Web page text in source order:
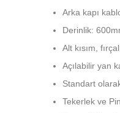
Arka kapı
Derinlik:
Alt kısım,
Açılabilir yan
Standart
Tekerlek ve